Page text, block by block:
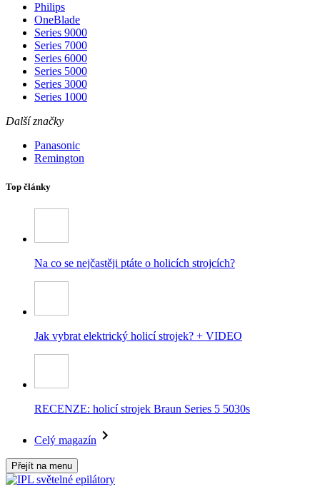
Philips
OneBlade
Series 9000
Series 7000
Series 6000
Series 5000
Series 3000
Series 1000
Další značky
Panasonic
Remington
Top články
Na co se nejčastěji ptáte o holicích strojcích?
Jak vybrat elektrický holicí strojek? + VIDEO
RECENZE: holicí strojek Braun Series 5 5030s
Celý magazín
Přejít na menu